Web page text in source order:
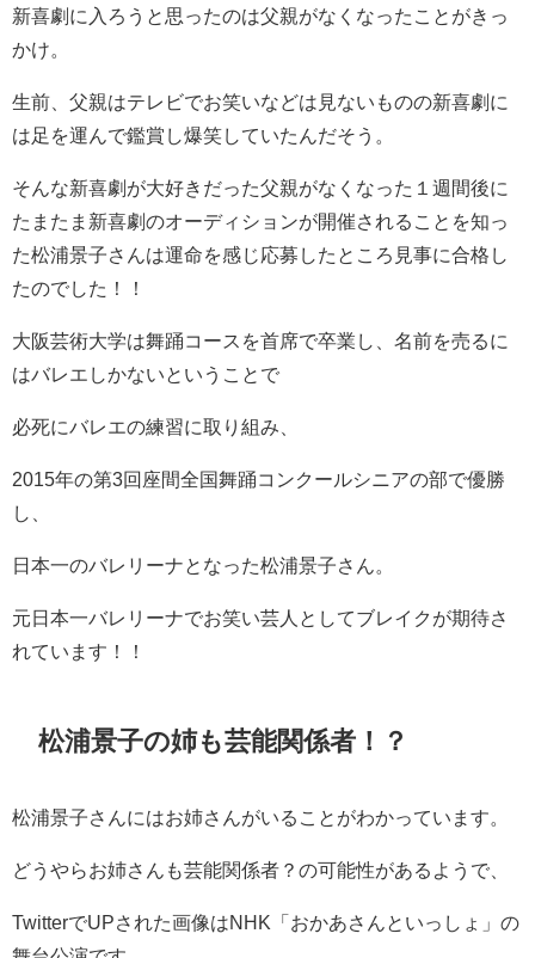
新喜劇に入ろうと思ったのは父親がなくなったことがきっ
かけ。
生前、父親はテレビでお笑いなどは見ないものの新喜劇に
は足を運んで鑑賞し爆笑していたんだそう。
そんな新喜劇が大好きだった父親がなくなった１週間後に
たまたま新喜劇のオーディションが開催されることを知っ
た松浦景子さんは運命を感じ応募したところ見事に合格し
たのでした！！
大阪芸術大学は舞踊コースを首席で卒業し、名前を売るに
はバレエしかないということで
必死にバレエの練習に取り組み、
2015年の第3回座間全国舞踊コンクールシニアの部で優勝
し、
日本一のバレリーナとなった松浦景子さん。
元日本一バレリーナでお笑い芸人としてブレイクが期待さ
れています！！
松浦景子の姉も芸能関係者！？
松浦景子さんにはお姉さんがいることがわかっています。
どうやらお姉さんも芸能関係者？の可能性があるようで、
TwitterでUPされた画像はNHK「おかあさんといっしょ」の